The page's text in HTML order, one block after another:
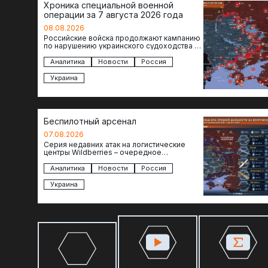
Хроника специальной военной
операции за 7 августа 2026 года
08.08.2026
Российские войска продолжают кампанию
по нарушению украинского судоходства в
атакованы еще по меньшей мере два…
Аналитика Новости
Россия
Украина
Беспилотный арсенал
07.08.2026
Серия недавних атак на логистические
центры Wildberries – очередное
российского тыла. И суть здесь даже не…
Аналитика Новости
Россия
Украина